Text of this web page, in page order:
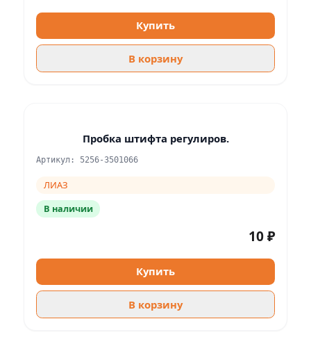
Купить
В корзину
Пробка штифта регулиров.
Артикул: 5256-3501066
ЛИАЗ
В наличии
10 ₽
Купить
В корзину